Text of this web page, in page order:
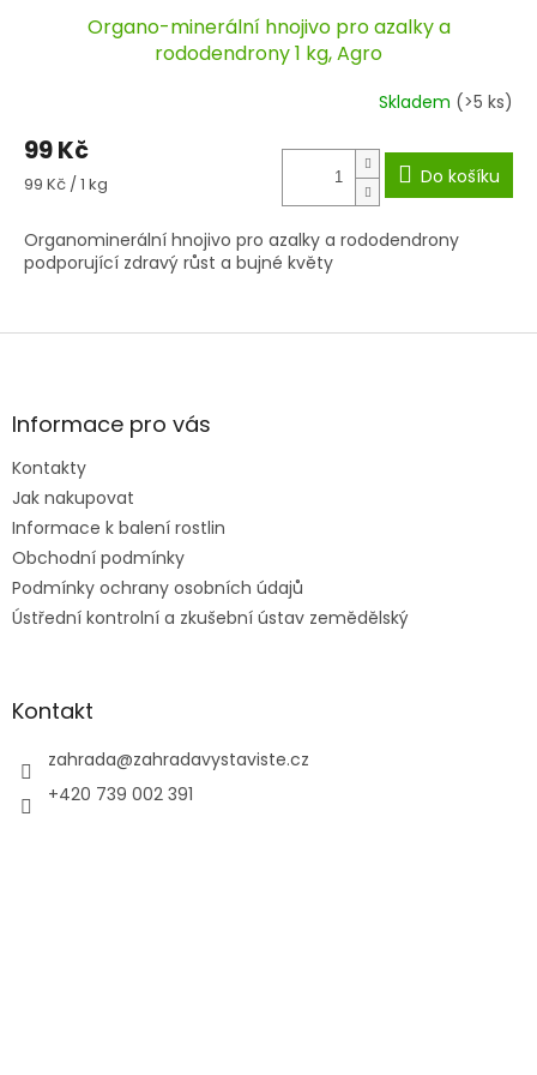
Organo-minerální hnojivo pro azalky a
rododendrony 1 kg, Agro
Skladem (>5 ks)
99 Kč
Měrná
99 Kč / 1 kg Do košíku
Organominerální hnojivo pro azalky a rododendrony
podporující zdravý růst a bujné květy
Z
aInformace pro vás
Kontakty
Jak nakupovat
Informace k balení rostlin
Obchodní podmínky
Podmínky ochrany osobních údajů
Ústřední kontrolní a zkušební ústav zemědělský
Kontakt
zahrada@zahradavystaviste.cz
+420 739 002 391